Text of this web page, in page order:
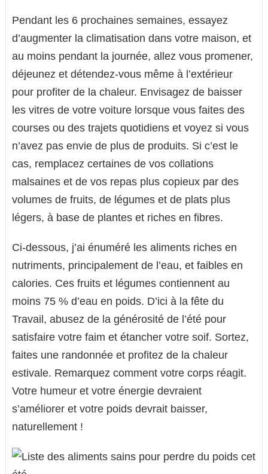
Pendant les 6 prochaines semaines, essayez
d’augmenter la climatisation dans votre maison, et
au moins pendant la journée, allez vous promener,
déjeunez et détendez-vous même à l’extérieur
pour profiter de la chaleur. Envisagez de baisser
les vitres de votre voiture lorsque vous faites des
courses ou des trajets quotidiens et voyez si vous
n’avez pas envie de plus de produits. Si c’est le
cas, remplacez certaines de vos collations
malsaines et de vos repas plus copieux par des
volumes de fruits, de légumes et de plats plus
légers, à base de plantes et riches en fibres.
Ci-dessous, j’ai énuméré les aliments riches en
nutriments, principalement de l’eau, et faibles en
calories. Ces fruits et légumes contiennent au
moins 75 % d’eau en poids. D’ici à la fête du
Travail, abusez de la générosité de l’été pour
satisfaire votre faim et étancher votre soif. Sortez,
faites une randonnée et profitez de la chaleur
estivale. Remarquez comment votre corps réagit.
Votre humeur et votre énergie devraient
s’améliorer et votre poids devrait baisser,
naturellement !